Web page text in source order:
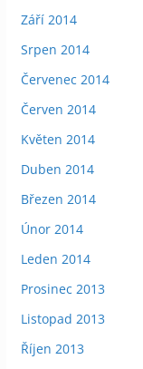
Září 2014
Srpen 2014
Červenec 2014
Červen 2014
Květen 2014
Duben 2014
Březen 2014
Únor 2014
Leden 2014
Prosinec 2013
Listopad 2013
Říjen 2013